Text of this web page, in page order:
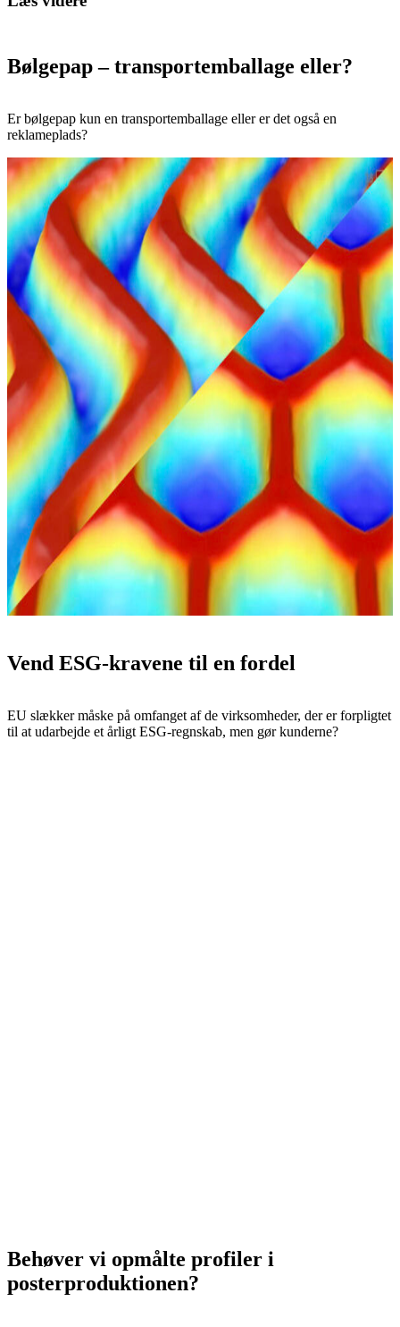
Bølgepap – transportemballage eller?
Er bølgepap kun en transportemballage eller er det også en
reklameplads?
Vend ESG-kravene til en fordel
EU slækker måske på omfanget af de virksomheder, der er forpligtet
til at udarbejde et årligt ESG-regnskab, men gør kunderne?
Behøver vi opmålte profiler i
posterproduktionen?